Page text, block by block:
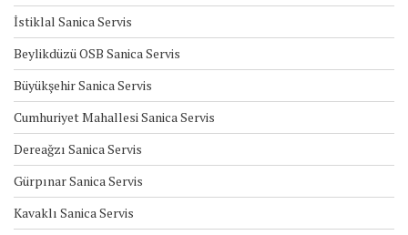
İstiklal Sanica Servis
Beylikdüzü OSB Sanica Servis
Büyükşehir Sanica Servis
Cumhuriyet Mahallesi Sanica Servis
Dereağzı Sanica Servis
Gürpınar Sanica Servis
Kavaklı Sanica Servis